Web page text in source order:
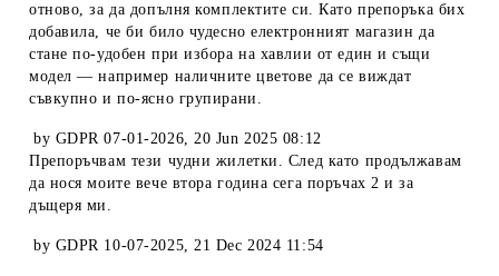
отново, за да допълня комплектите си. Като препоръка бих
добавила, че би било чудесно електронният магазин да
стане по-удобен при избора на хавлии от един и същи
модел — например наличните цветове да се виждат
съвкупно и по-ясно групирани.
by GDPR 07-01-2026,20 Jun 2025 08:12
Препоръчвам тези чудни жилетки. След като продължавам
да нося моите вече втора година сега поръчах 2 и за
дъщеря ми.
by GDPR 10-07-2025,21 Dec 2024 11:54